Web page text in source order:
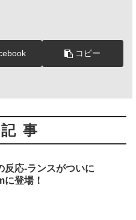
コピー
事
反応-ランスがついに
に登場！